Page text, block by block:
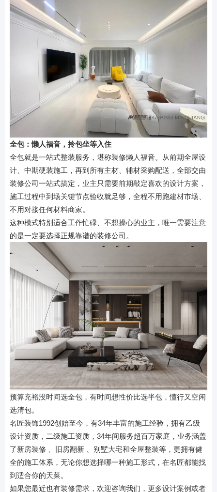
全包：懒人福音，拎包坐等入住
全包就是一站式整装服务，堪称装修懒人福音。从前期全屋设
计、中期硬装施工，再到所有主材、辅材采购配送，全部交由
装修公司一站式搞定，业主只需要前期敲定喜欢的设计方案，
施工过程中到场关键节点验收就足够，全程不用跑建材市场、
不用对接任何材料商家。
这种模式特别适合工作忙碌、不想操心的业主，唯一需要注意
的是一定要选择正规靠谱的装修公司。
预算充裕没时间选全包，有时间想性价比选半包，懂行又空闲
选清包。
名匠装饰1992创始至今，有34年丰富的施工经验，拥有乙级
设计资质，二级施工资质，34年间服务超百万家庭，业务涵盖
了新房装修 、旧房翻新 、别墅大宅和全屋整装等，更拥有健
全的施工体系，无论你想选择哪一种施工形式，在名匠都能找
到适合你的天菜。
如果您最近也有装修需求，欢迎咨询我们，更多设计案例或者